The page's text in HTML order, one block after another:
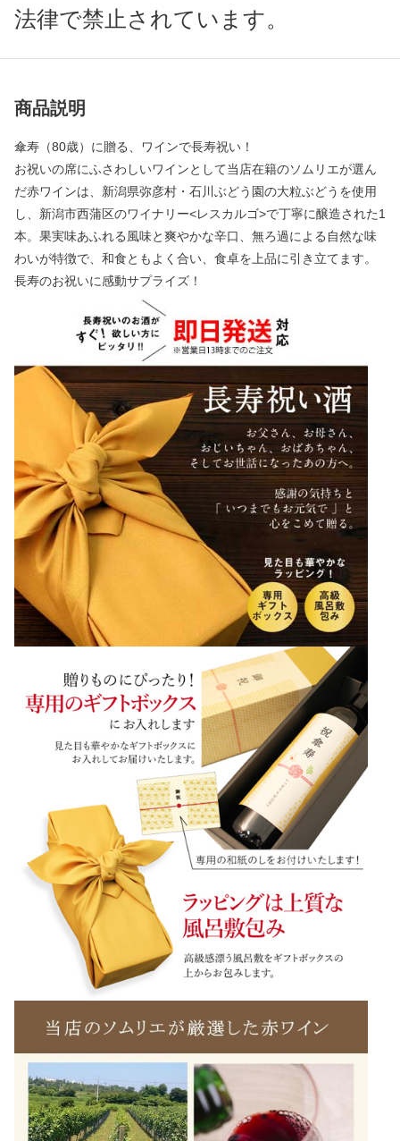
法律で禁止されています。
商品説明
傘寿（80歳）に贈る、ワインで長寿祝い！
お祝いの席にふさわしいワインとして当店在籍のソムリエが選ん
だ赤ワインは、新潟県弥彦村・石川ぶどう園の大粒ぶどうを使用
し、新潟市西蒲区のワイナリー<レスカルゴ>で丁寧に醸造された1
本。果実味あふれる風味と爽やかな辛口、無ろ過による自然な味
わいが特徴で、和食ともよく合い、食卓を上品に引き立てます。
長寿のお祝いに感動サプライズ！